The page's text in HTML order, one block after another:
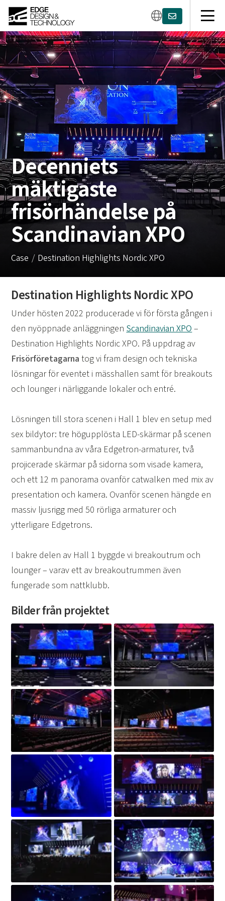
Decenniets
mäktigaste
frisörhändelse på
Scandinavian XPO
Case Destination Highlights Nordic XPO
Destination Highlights Nordic XPO
Under hösten 2022 producerade vi för första gången i
den nyöppnade anläggningenScandinavian XPO–
Destination Highlights Nordic XPO. På uppdrag av
Frisörföretagarna tog vi fram design och tekniska
lösningar för eventet i mässhallen samt för breakouts
och lounger i närliggande lokaler och entré.
Lösningen till stora scenen i Hall 1 blev en setup med
sex bildytor: tre högupplösta LED-skärmar på scenen
sammanbundna av våra Edgetron-armaturer, två
projicerade skärmar på sidorna som visade kamera,
och ett 12 m panorama ovanför catwalken med mix av
presentation och kamera. Ovanför scenen hängde en
massiv ljusrigg med 50 rörliga armaturer och
ytterligare Edgetrons.
I bakre delen av Hall 1 byggde vi breakoutrum och
lounger – varav ett av breakoutrummen även
fungerade som nattklubb.
Bilder från projektet